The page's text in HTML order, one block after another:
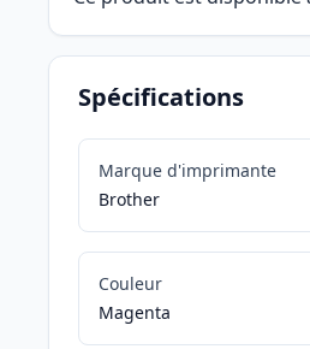
Spécifications
Marque d'imprimante
Brother
Couleur
Magenta